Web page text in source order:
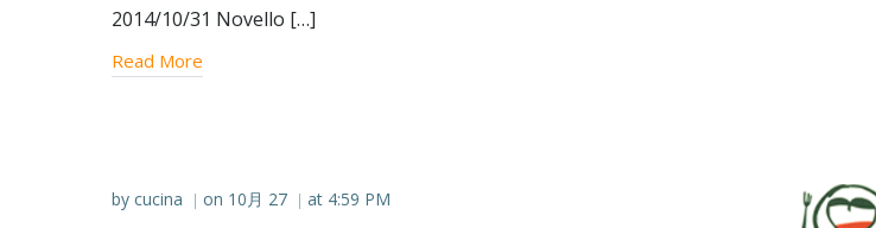
2014/10/31 Novello […]
Read More
by cucina | on 10月 27 | at 4:59 PM